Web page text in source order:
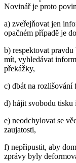
Novinář je proto
a) zveřejňovat jen
opačném případě je
b) respektovat
mít, vyhledávat
překážky,
c) dbát na rozlišování
d) hájit svobodu
e) neodchylovat se
zaujatosti,
f) nepřipustit, aby
zprávy byly